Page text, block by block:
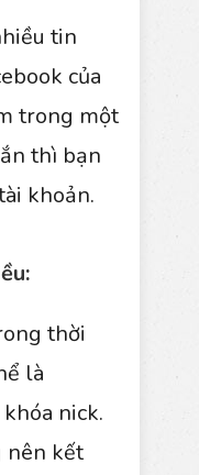
tin
của
trong một
thì bạn
khoản.
thời
là
nick.
nên kết